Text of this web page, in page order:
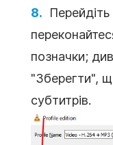
позначки;
"Зберегти",
субтитрів.